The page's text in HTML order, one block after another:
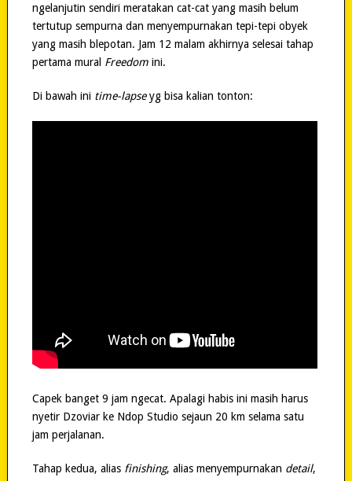
ngelanjutin sendiri meratakan cat-cat yang masih belum
tertutup sempurna dan menyempurnakan tepi-tepi obyek
yang masih blepotan. Jam 12 malam akhirnya selesai tahap
pertama mural Freedomini.
Di bawah ini time-lapseyg bisa kalian tonton:
Capek banget 9 jam ngecat. Apalagi habis ini masih harus
nyetir Dzoviar ke Ndop Studio sejaun 20 km selama satu
jam perjalanan.
Tahap kedua, alias finishing, alias menyempurnakan detail,